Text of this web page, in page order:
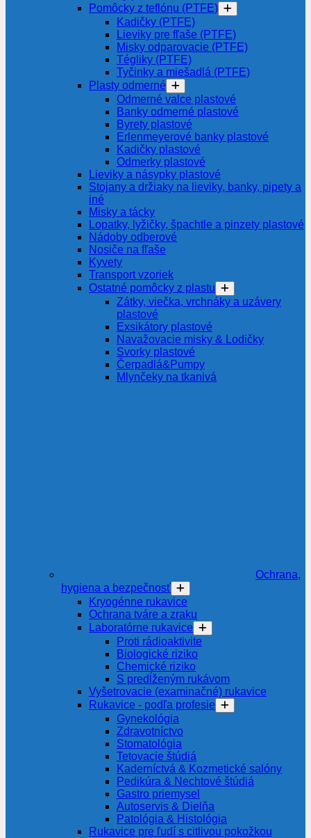
Pomôcky z teflónu (PTFE)
Kadičky (PTFE)
Lieviky pre fľaše (PTFE)
Misky odparovacie (PTFE)
Tégliky (PTFE)
Tyčinky a miešadlá (PTFE)
Plasty odmerné
Odmerné valce plastové
Banky odmerné plastové
Byrety plastové
Erlenmeyerové banky plastové
Kadičky plastové
Odmerky plastové
Lieviky a násypky plastové
Stojany a držiaky na lieviky, banky, pipety a
iné
Misky a tácky
Lopatky, lyžičky, špachtle a pinzety plastové
Nádoby odberové
Nosiče na fľaše
Kyvety
Transport vzoriek
Ostatné pomôcky z plastu
Zátky, viečka, vrchnáky a uzávery
plastové
Exsikátory plastové
Navažovacie misky & Lodičky
Svorky plastové
Čerpadlá&Pumpy
Mlynčeky na tkanivá
Ochrana,
hygiena a bezpečnosť
Kryogénne rukavice
Ochrana tváre a zraku
Laboratórne rukavice
Proti rádioaktivite
Biologické riziko
Chemické riziko
S predĺženým rukávom
Vyšetrovacie (examinačné) rukavice
Rukavice - podľa profesie
Gynekológia
Zdravotníctvo
Stomatológia
Tetovacie štúdiá
Kaderníctvá & Kozmetické salóny
Pedikúra & Nechtové štúdiá
Gastro priemysel
Autoservis & Dielňa
Patológia & Histológia
Rukavice pre ľudí s citlivou pokožkou